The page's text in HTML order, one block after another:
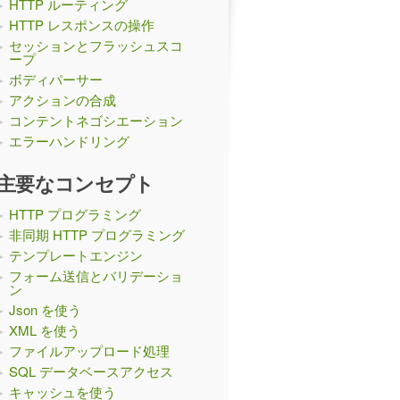
HTTP ルーティング
HTTP レスポンスの操作
セッションとフラッシュスコ
ープ
ボディパーサー
アクションの合成
コンテントネゴシエーション
エラーハンドリング
要なコンセプト
HTTP プログラミング
非同期 HTTP プログラミング
テンプレートエンジン
フォーム送信とバリデーショ
ン
Json を使う
XML を使う
ファイルアップロード処理
SQL データベースアクセス
キャッシュを使う